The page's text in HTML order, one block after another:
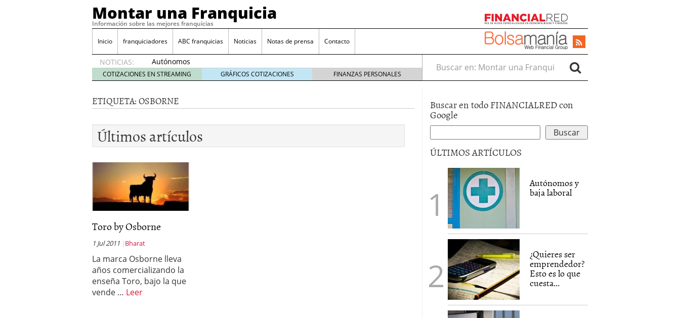
Montar una Franquicia
Información sobre las mejores franquicias
Inicio franquiciadores ABC franquicias Noticias Notas de prensa Contacto
NOTICIAS:
Autónomos
y baja
laboral
2014
¿Quieres ser emprendedor? Esto es lo que cuesta y las ayudas que puedes
tener 4 julio 2014
¿Está tu negocio listo para franquiciarse?
Eureka Vending: una opción práctica
COTIZACIONES EN STREAMING GRÁFICOS COTIZACIONES FINANZAS PERSONALES
Buscar en:
ETIQUETA:OSBORNE
Últimos artículos
Toro by Osborne
1 Jul 2011 Bharat
La marca Osborne lleva
años comercializando la
enseña Toro, bajo la que
vende … Leer
Buscar en todo FINANCIALRED con
Google
ÚLTIMOS ARTÍCULOS
Autónomos y
baja laboral
¿Quieres ser
emprendedor?
Esto es lo que
cuesta...